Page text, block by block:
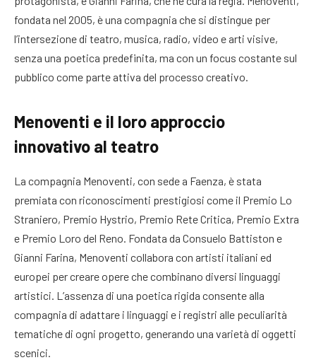
fondata nel 2005, è una compagnia che si distingue per
l’intersezione di teatro, musica, radio, video e arti visive,
senza una poetica predefinita, ma con un focus costante sul
pubblico come parte attiva del processo creativo.
Menoventi e il loro approccio
innovativo al teatro
La compagnia Menoventi, con sede a Faenza, è stata
premiata con riconoscimenti prestigiosi come il Premio Lo
Straniero, Premio Hystrio, Premio Rete Critica, Premio Extra
e Premio Loro del Reno. Fondata da Consuelo Battiston e
Gianni Farina, Menoventi collabora con artisti italiani ed
europei per creare opere che combinano diversi linguaggi
artistici. L’assenza di una poetica rigida consente alla
compagnia di adattare i linguaggi e i registri alle peculiarità
tematiche di ogni progetto, generando una varietà di oggetti
scenici.